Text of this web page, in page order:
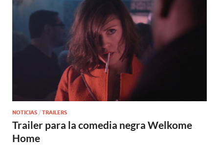
NOTICIAS / TRAILERS
Trailer para la comedia negra Welkome
Home